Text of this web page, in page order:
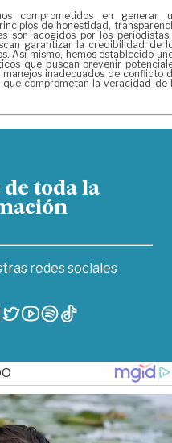
comprometidos en generar
de honestidad,
son acogidos por los periodistas
garantizar la credibilidad de
Así mismo, hemos establecido
que buscan prevenir
inadecuados de conflicto
comprometan la veracidad de
toda la
redes sociales